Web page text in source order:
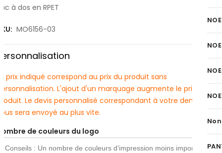
à dos en RPET
MO6156-03
prix indiqué correspond au prix du produit sans
L'ajout d'un marquage augmente le prix du
Le devis personnalisé correspondant à votre demande
sera envoyé au plus vite.
de couleurs du logo